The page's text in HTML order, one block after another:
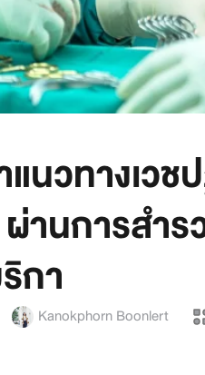
นวทางเวช
านการสำร
กา
Kanokphorn Boonlert